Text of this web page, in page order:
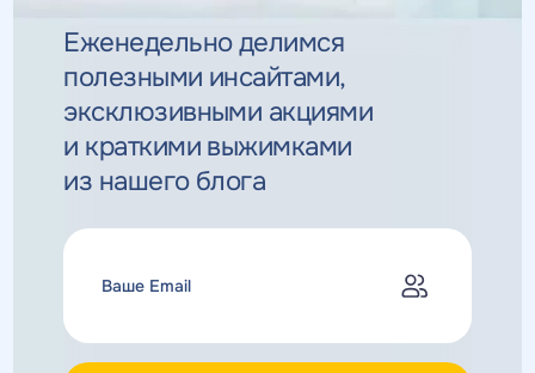
Еженедельно делимся
полезными инсайтами,
эксклюзивными акциями
и краткими выжимками
из нашего блога